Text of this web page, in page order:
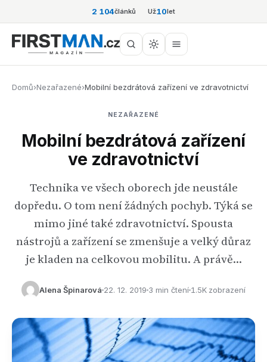
2 104článků Už10let
Domů›Nezařazené›Mobilní bezdrátová zařízení ve zdravotnictví
NEZAŘAZENÉ
Mobilní bezdrátová zařízení
ve zdravotnictví
Technika ve všech oborech jde neustále
dopředu. O tom není žádných pochyb. Týká se
mimo jiné také zdravotnictví. Spousta
nástrojů a zařízení se zmenšuje a velký důraz
je kladen na celkovou mobilitu. A právě…
Alena Špinarová 22. 12. 2019 3 min čtení 1.5K zobrazení